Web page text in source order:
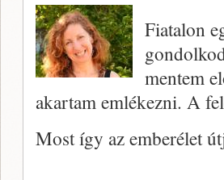
Fiatalon
mentem
akartam emlékezni. A
Most így az emberélet